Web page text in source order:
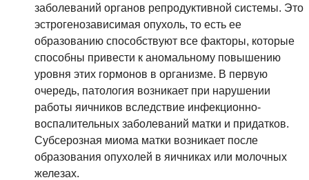
заболеваний органов репродуктивной системы. Это
эстрогенозависимая опухоль, то есть ее
образованию способствуют все факторы, которые
способны привести к аномальному повышению
уровня этих гормонов в организме. В первую
очередь, патология возникает при нарушении
работы яичников вследствие инфекционно-
воспалительных заболеваний матки и придатков.
Субсерозная миома матки возникает после
образования опухолей в яичниках или молочных
железах.